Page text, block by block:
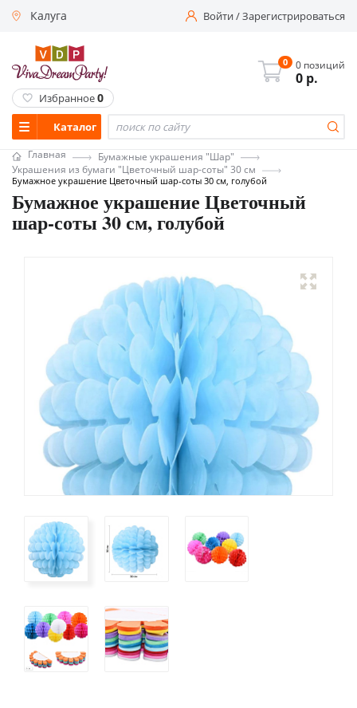
Калуга Войти/Зарегистрироваться
Каталог
0 0 позиций
0 р.
Избранное0
Главная
Бумажные украшения "Шар"
Украшения из бумаги "Цветочный шар-соты" 30 см
Бумажное украшение Цветочный шар-соты 30 см, голубой
Бумажное украшение Цветочный
шар-соты 30 см, голубой